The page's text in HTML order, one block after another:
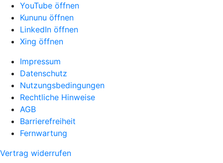
YouTube öffnen
Kununu öffnen
LinkedIn öffnen
Xing öffnen
Impressum
Datenschutz
Nutzungsbedingungen
Rechtliche Hinweise
AGB
Barrierefreiheit
Fernwartung
Vertrag widerrufen